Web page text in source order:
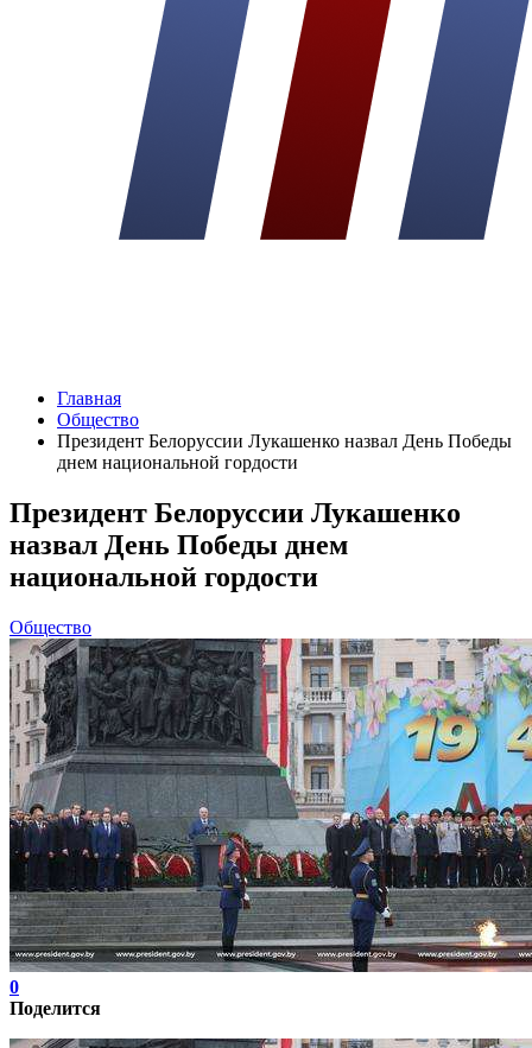
Главная
Общество
Президент Белоруссии Лукашенко назвал День Победы
днем национальной гордости
Президент Белоруссии Лукашенко
назвал День Победы днем
национальной гордости
Общество
0
Поделится